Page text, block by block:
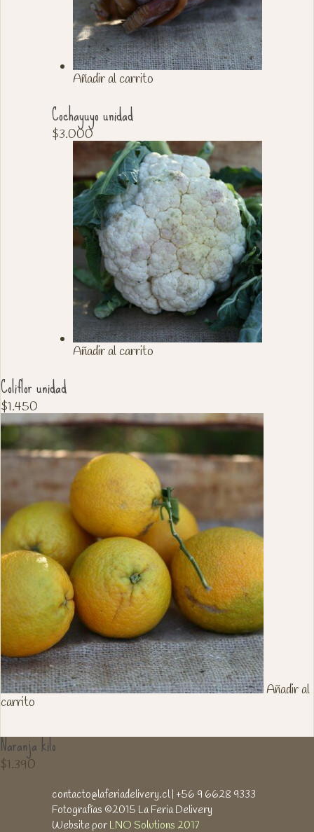
Añadir al carrito
Cochayuyo unidad
$3.000
Añadir al carrito
Coliflor unidad
$1.450
Añadir al
carrito
Naranja kilo
$1.390
contacto@laferiadelivery.cl| +56 9 6628 9333
Fotografías ©2015 La Feria Delivery
Website por LNO Solutions 2017